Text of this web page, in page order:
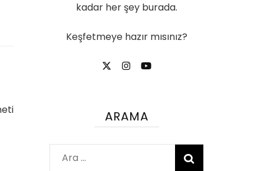
kadar her şey burada.
Keşfetmeye hazır mısınız?
ARAMA
Arama: